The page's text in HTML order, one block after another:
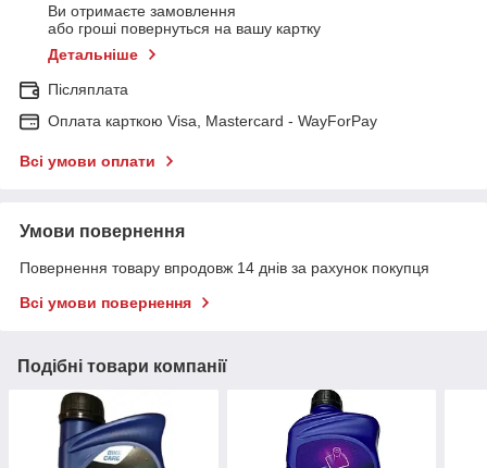
Ви отримаєте замовлення
або гроші повернуться на вашу картку
Детальніше
Післяплата
Оплата карткою Visa, Mastercard - WayForPay
Всі умови оплати
Умови повернення
Повернення товару впродовж 14 днів за рахунок покупця
Всі умови повернення
Подібні товари компанії